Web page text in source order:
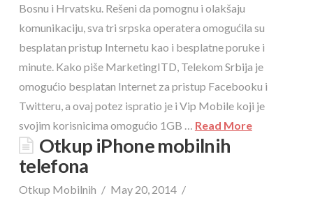
Bosnu i Hrvatsku. Rešeni da pomognu i olakšaju
komunikaciju, sva tri srpska operatera omogućila su
besplatan pristup Internetu kao i besplatne poruke i
minute. Kako piše MarketingITD, Telekom Srbija je
omogućio besplatan Internet za pristup Facebooku i
Twitteru, a ovaj potez ispratio je i Vip Mobile koji je
svojim korisnicima omogućio 1GB … Read More
Otkup iPhone mobilnih
telefona
Otkup Mobilnih
May 20, 2014